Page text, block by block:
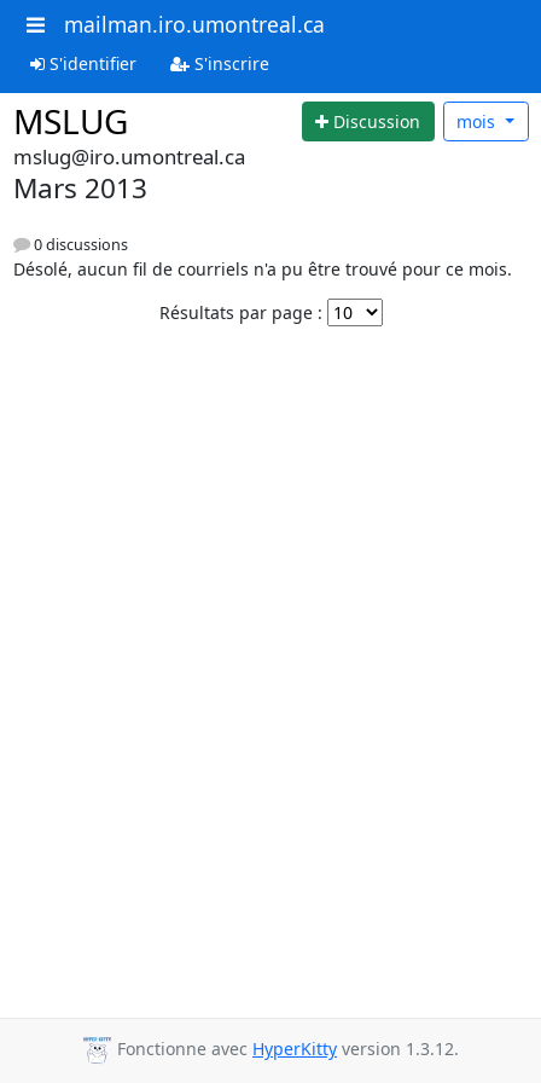
mailman.iro.umontreal.ca
S'identifier S'inscrire
MSLUG Discussion mois
mslug@iro.umontreal.ca
Mars 2013
0 discussions
Désolé, aucun fil de courriels n'a pu être trouvé pour ce mois.
Résultats par page :
Fonctionne avec HyperKitty version 1.3.12.